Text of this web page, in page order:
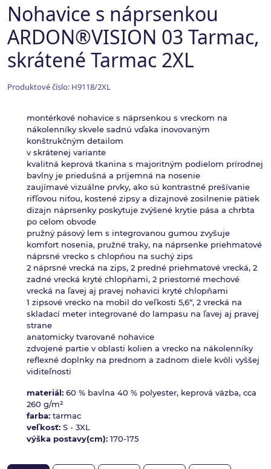
Nohavice s náprsenkou
ARDON®VISION 03 Tarmac,
skrátené Tarmac 2XL
Produktové číslo: H9118/2XL
montérkové nohavice s náprsenkou s vreckom na
nákolenníky skvele sadnú vďaka inovovaným
konštrukčným detailom
v skrátenej variante
kvalitná keprová tkanina s majoritným podielom prírodnej
bavlny je priedušná a príjemná na nosenie
zaujímavé vizuálne prvky, ako sú kontrastné prešívanie
rifľovou niťou, kostené zipsy a dizajnové zosilnenie pätiek
dizajn náprsenky poskytuje zvýšené krytie pása a chrbta
po celom obvode
pružný pásový lem s integrovanou gumou zvyšuje
komfort nosenia, pružné traky, na náprsenke priehmatové
náprsné vrecko s chlopňou na suchý zips
2 náprsné vrecká na zips, 2 predné priehmatové vrecká, 2
zadné vrecká kryté chlopňami, 2 priestorné mechové
vrecká na ľavej aj pravej nohavici kryté chlopňami
1 zipsové vrecko na mobil do veľkosti 5,6“, 2 vrecká na
skladací meter integrované do lampasu na ľavej aj pravej
strane
anatomicky tvarované nohavice
zdvojené partie v oblasti kolien a vrecko na nákolenníky
reflexné doplnky na prednom a zadnom diele kvôli vyššej
viditeľnosti
materiál: 60 % bavlna 40 % polyester, keprová väzba, cca
260 g/m²
farba: tarmac
veľkosť: S - 3XL
výška postavy(cm): 170-175